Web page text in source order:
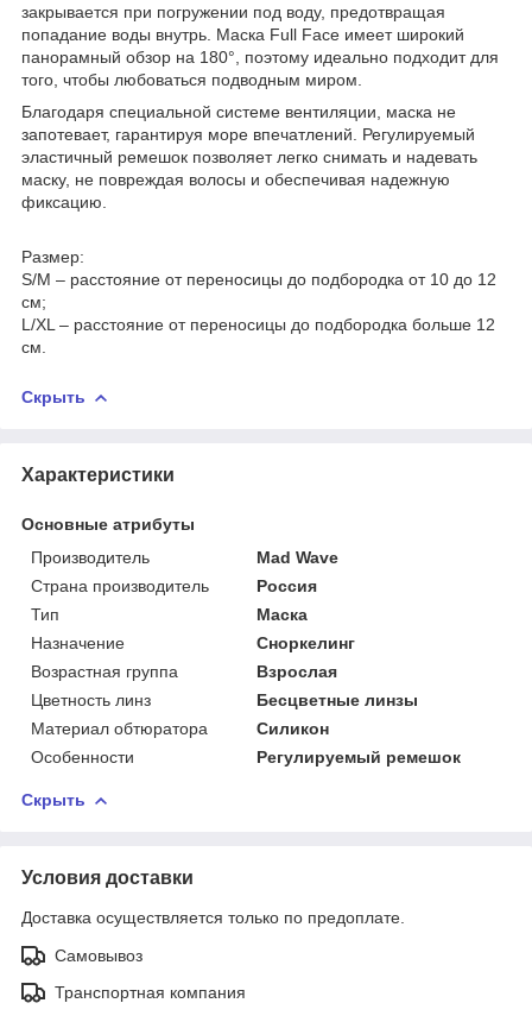
закрывается при погружении под воду, предотвращая
попадание воды внутрь. Маска Full Face имеет широкий
панорамный обзор на 180°, поэтому идеально подходит для
того, чтобы любоваться подводным миром.
Благодаря специальной системе вентиляции, маска не
запотевает, гарантируя море впечатлений. Регулируемый
эластичный ремешок позволяет легко снимать и надевать
маску, не повреждая волосы и обеспечивая надежную
фиксацию.
Размер:
S/M – расстояние от переносицы до подбородка от 10 до 12
см;
L/XL – расстояние от переносицы до подбородка больше 12
см.
Скрыть
Характеристики
Основные атрибуты
Производитель
Mad Wave
Страна производитель
Россия
Тип
Маска
Назначение
Сноркелинг
Возрастная группа
Взрослая
Цветность линз
Бесцветные линзы
Материал обтюратора
Силикон
Особенности
Регулируемый ремешок
Скрыть
Условия доставки
Доставка осуществляется только по предоплате.
Самовывоз
Транспортная компания